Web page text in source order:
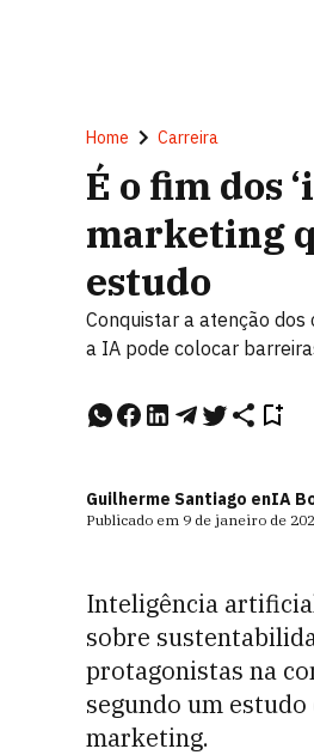
Home Carreira
É o fim dos
marketing
estudo
Conquistar a atenção
a IA pode colocar
Guilherme Santiago enIA
Publicado em 9 de janeiro de
Inteligência
sobre
protagonistas na
segundo um estudo
marketing.